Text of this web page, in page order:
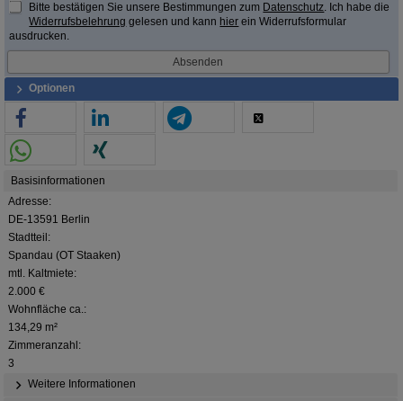
Bitte bestätigen Sie unsere Bestimmungen zum Datenschutz. Ich habe die
Widerrufsbelehrung gelesen und kann hier ein Widerrufsformular
ausdrucken.
Optionen
Basisinformationen
Adresse:
DE-13591 Berlin
Stadtteil:
Spandau (OT Staaken)
mtl. Kaltmiete:
2.000 €
Wohnfläche ca.:
134,29 m²
Zimmeranzahl:
3
Weitere Informationen